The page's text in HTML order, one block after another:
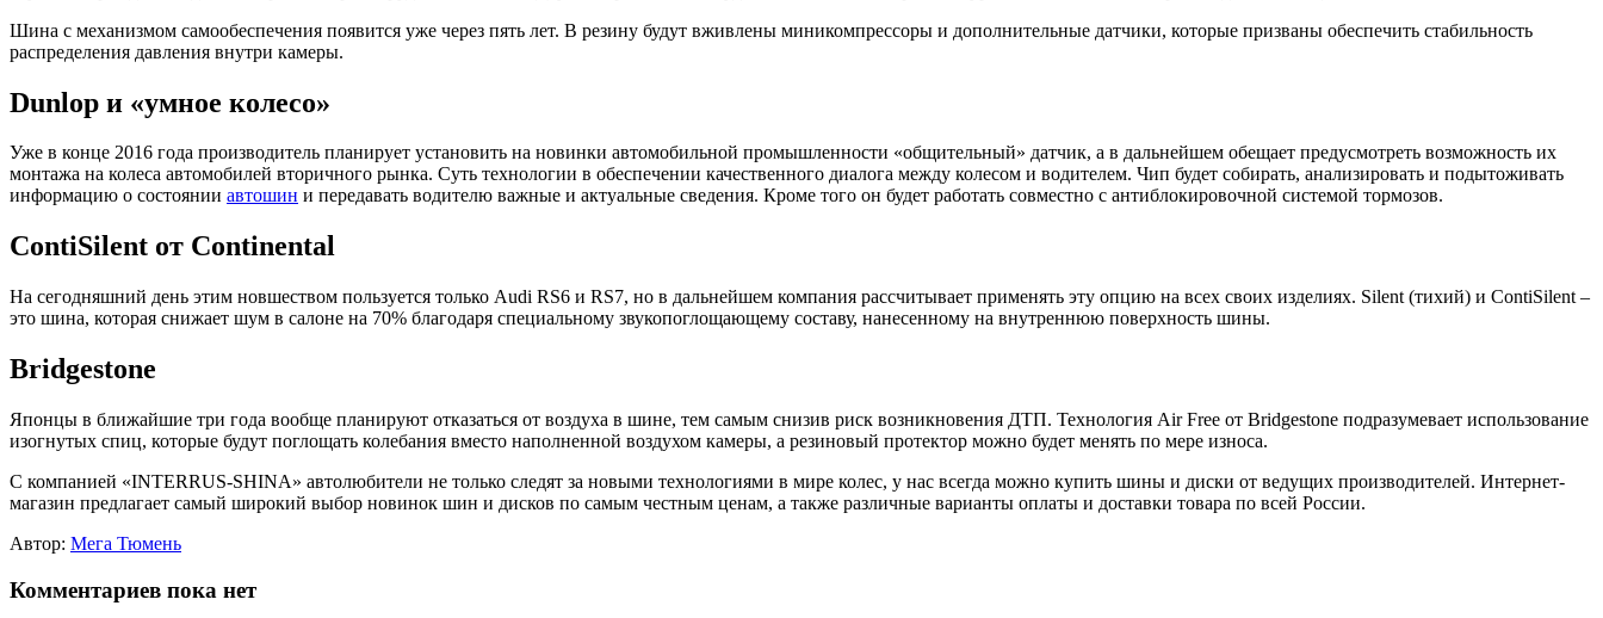
Шина с механизмом самообеспечения появится уже через пять лет. В резину будут вживлены миникомпрессоры и дополнительные датчики, которые призваны обеспечить стабильность
распределения давления внутри камеры.
Dunlop и «умное колесо»
Уже в конце 2016 года производитель планирует установить на новинки автомобильной промышленности «общительный» датчик, а в дальнейшем обещает предусмотреть возможность их
монтажа на колеса автомобилей вторичного рынка. Суть технологии в обеспечении качественного диалога между колесом и водителем. Чип будет собирать, анализировать и подытоживать
информацию о состоянии автошин и передавать водителю важные и актуальные сведения. Кроме того он будет работать совместно с антиблокировочной системой тормозов.
ContiSilent от Continental
На сегодняшний день этим новшеством пользуется только Audi RS6 и RS7, но в дальнейшем компания рассчитывает применять эту опцию на всех своих изделиях. Silent (тихий) и ContiSilent –
это шина, которая снижает шум в салоне на 70% благодаря специальному звукопоглощающему составу, нанесенному на внутреннюю поверхность шины.
Bridgestone
Японцы в ближайшие три года вообще планируют отказаться от воздуха в шине, тем самым снизив риск возникновения ДТП. Технология Air Free от Bridgestone подразумевает использование
изогнутых спиц, которые будут поглощать колебания вместо наполненной воздухом камеры, а резиновый протектор можно будет менять по мере износа.
С компанией «INTERRUS-SHINA» автолюбители не только следят за новыми технологиями в мире колес, у нас всегда можно купить шины и диски от ведущих производителей. Интернет-
магазин предлагает самый широкий выбор новинок шин и дисков по самым честным ценам, а также различные варианты оплаты и доставки товара по всей России.
Автор: Мега Тюмень
Комментариев пока нет